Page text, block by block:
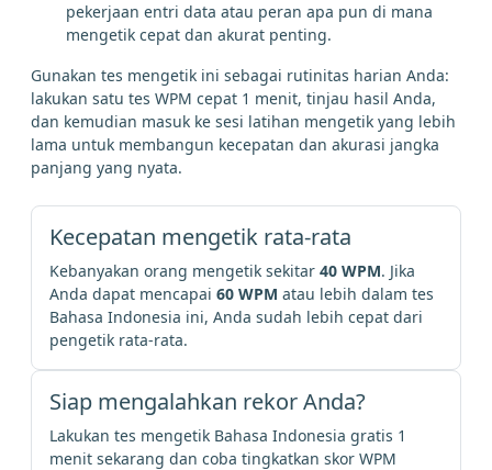
pekerjaan entri data atau peran apa pun di mana
mengetik cepat dan akurat penting.
Gunakan tes mengetik ini sebagai rutinitas harian Anda:
lakukan satu tes WPM cepat 1 menit, tinjau hasil Anda,
dan kemudian masuk ke sesi latihan mengetik yang lebih
lama untuk membangun kecepatan dan akurasi jangka
panjang yang nyata.
Kecepatan mengetik rata-rata
Kebanyakan orang mengetik sekitar 40 WPM. Jika
Anda dapat mencapai 60 WPM atau lebih dalam tes
Bahasa Indonesia ini, Anda sudah lebih cepat dari
pengetik rata-rata.
Siap mengalahkan rekor Anda?
Lakukan tes mengetik Bahasa Indonesia gratis 1
menit sekarang dan coba tingkatkan skor WPM